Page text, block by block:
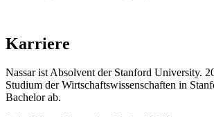
Karriere
Nassar ist Absolvent der Stanford University.
Studium der Wirtschaftswissenschaften in
Bachelor ab.